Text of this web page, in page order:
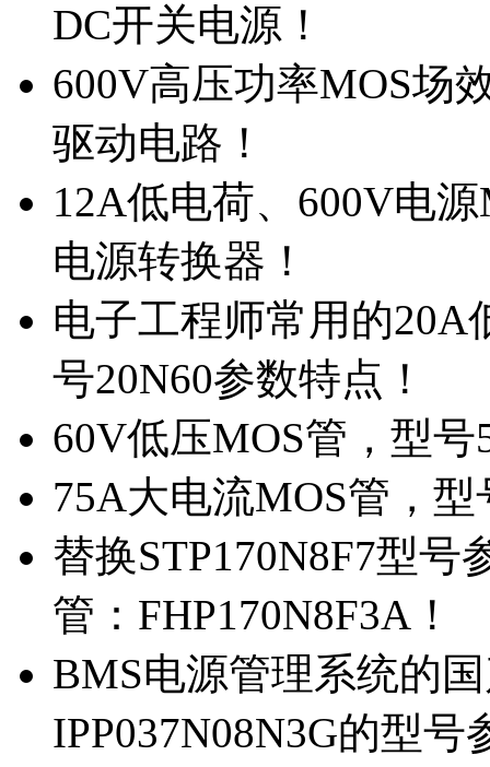
DC开关电源！
600V高压功率MOS场
驱动电路！
12A低电荷、600V电
电源转换器！
电子工程师常用的20A
号20N60参数特点！
60V低压MOS管，型
75A大电流MOS管，
替换STP170N8F7型
管：FHP170N8F3A！
BMS电源管理系统的
IPP037N08N3G的型号